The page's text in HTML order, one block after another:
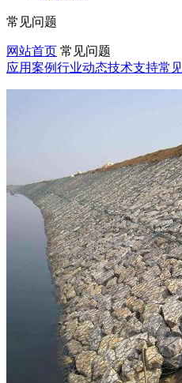
常见问题
网站首页 常见问题
应用案例行业动态技术支持常